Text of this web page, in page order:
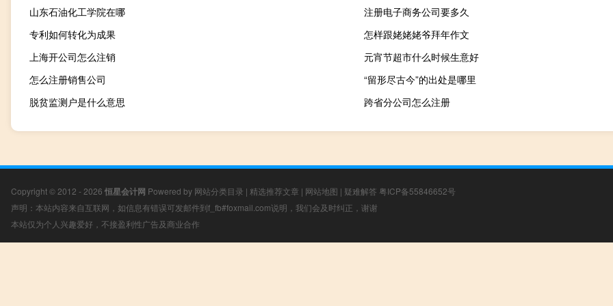
山东石油化工学院在哪
注册电子商务公司要多久
专利如何转化为成果
怎样跟姥姥姥爷拜年作文
上海开公司怎么注销
元宵节超市什么时候生意好
怎么注册销售公司
“留形尽古今”的出处是哪里
脱贫监测户是什么意思
跨省分公司怎么注册
Copyright © 2012 - 2026 恒星会计网 Powered by 网站分类目录 | 精选推荐文章 | 网站地图 | 疑难解答 粤ICP备55846652号
声明：本站内容来自互联网，如信息有错误可发邮件到f_fb#foxmail.com说明，我们会及时纠正，谢谢
本站仅为个人兴趣爱好，不接盈利性广告及商业合作